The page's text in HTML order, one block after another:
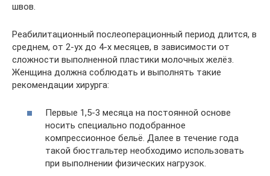
швов.
Реабилитационный послеоперационный период длится, в
среднем, от 2-ух до 4-х месяцев, в зависимости от
сложности выполненной пластики молочных желёз.
Женщина должна соблюдать и выполнять такие
рекомендации хирурга:
Первые 1,5-3 месяца на постоянной основе
носить специально подобранное
компрессионное бельё. Далее в течение года
такой бюстгальтер необходимо использовать
при выполнении физических нагрузок.